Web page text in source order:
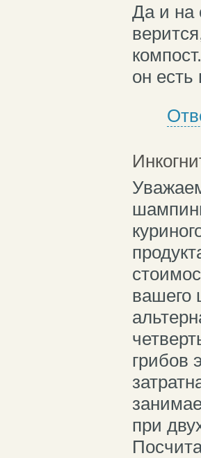
Да и на
он есть
вашего
грибов
при